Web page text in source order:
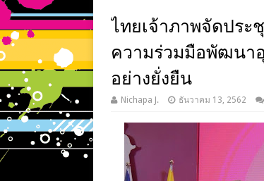
ไทยเจ้าภาพจัดประ
ความร่วมมือพัฒนา
อย่างยั่งยืน
Nichapa J. ธันวาคม 13, 2562